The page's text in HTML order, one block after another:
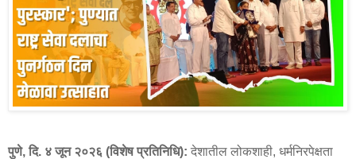
पुणे, दि. ४ जून २०२६ (विशेष प्रतिनिधि): देशातील लोकशाही, धर्मनिरपेक्षता